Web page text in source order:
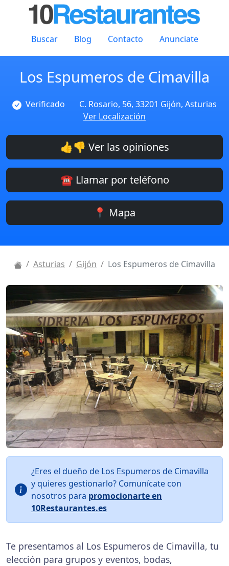
Buscar Blog Contacto Anunciate
Los Espumeros de Cimavilla
Verificado
C. Rosario, 56, 33201 Gijón, Asturias
Ver Localización
👍👎 Ver las opiniones
☎️ Llamar por teléfono
📍 Mapa
Asturias Gijón Los Espumeros de Cimavilla
¿Eres el dueño de Los Espumeros de Cimavilla
y quieres gestionarlo? Comunícate con
nosotros para promocionarte en
10Restaurantes.es
Te presentamos al Los Espumeros de Cimavilla, tu
elección para grupos y eventos, bodas,